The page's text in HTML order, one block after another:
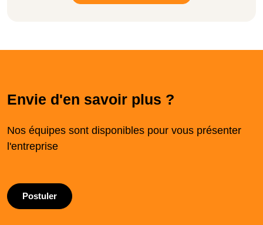
Envie d'en savoir plus ?
Nos équipes sont disponibles pour vous présenter
l'entreprise
Postuler